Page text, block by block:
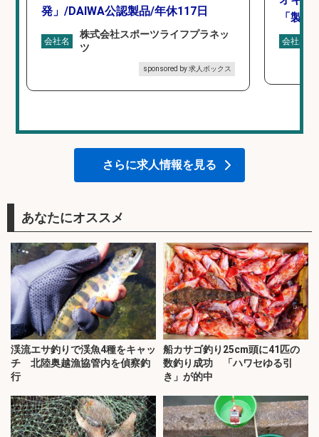
発」/DAIWA公認製品/年休117日
会社名
株式会社スポーツライフプラネッ
ツ
sponsored by 求人ボックス
「製
会社名
さらに求人情報を見る
あなたにオススメ
渓流エサ釣りで渓魚4種をキャッ
チ 北陸奥越漁協管内を偵察釣
行
船カサゴ釣り25cm頭に41匹の
数釣り成功 「ハワセゆる引
き」が的中